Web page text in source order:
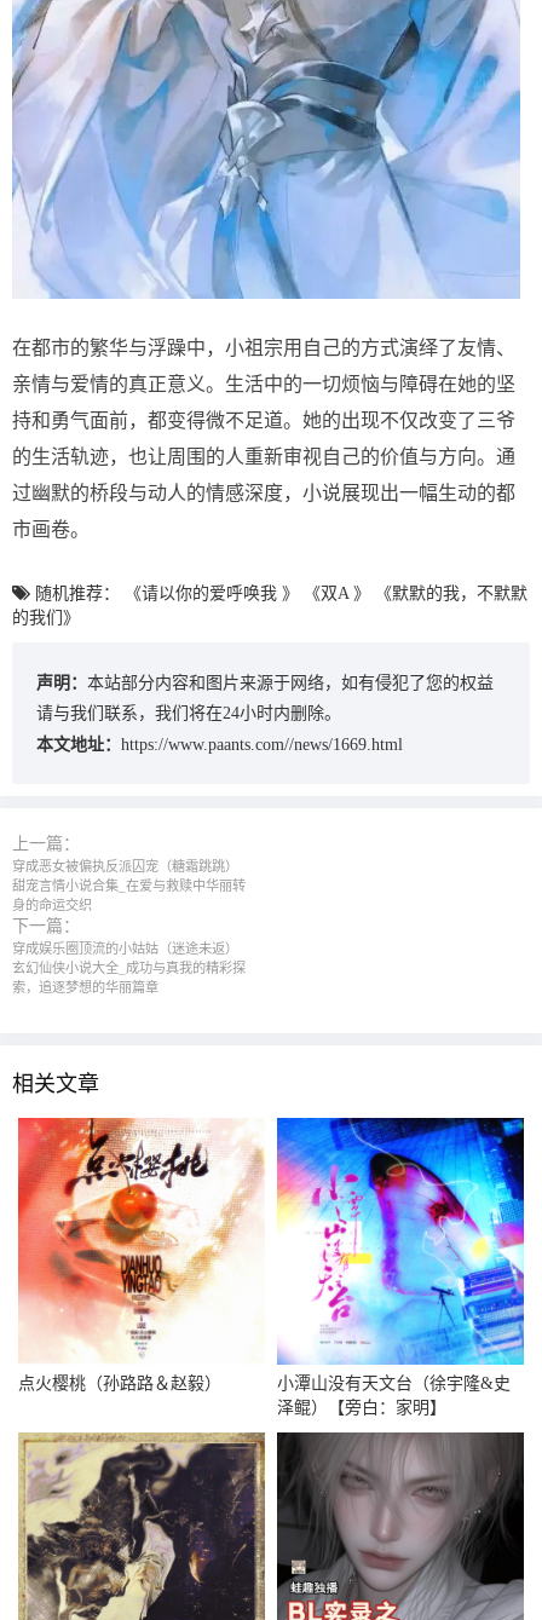
在都市的繁华与浮躁中，小祖宗用自己的方式演绎了友情、
亲情与爱情的真正意义。生活中的一切烦恼与障碍在她的坚
持和勇气面前，都变得微不足道。她的出现不仅改变了三爷
的生活轨迹，也让周围的人重新审视自己的价值与方向。通
过幽默的桥段与动人的情感深度，小说展现出一幅生动的都
市画卷。
随机推荐： 《请以你的爱呼唤我 》 《双A 》
《默默的我，不默默
的我们》
声明： 本站部分内容和图片来源于网络，如有侵犯了您的权益
请与我们联系，我们将在24小时内删除。
本文地址： https://www.paants.com//news/1669.html
上一篇：
穿成恶女被偏执反派囚宠（糖霜跳跳）‌
甜宠言情小说合集‌_在爱与救赎中华丽转
身的命运交织
下一篇：
穿成娱乐圈顶流的小姑姑（迷途未返）
玄幻仙侠小说大全_成功与真我的精彩探
索，追逐梦想的华丽篇章
相关文章
点火樱桃（孙路路＆赵毅）
小潭山没有天文台（徐宇隆&史
泽鲲）【旁白：家明】